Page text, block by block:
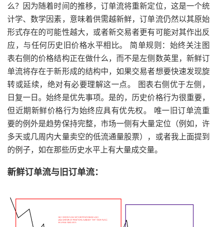
么？因为随着时间的推移，订单流将重新定位，这是一个统
计学、数学因素，意味着供需越新鲜，订单流仍然以其原始
形式存在的可能性越大，或者新交易者更有可能对其作出反
应，与任何历史旧价格水平相比。 简单规则：始终关注图
表右侧的价格结构正在做什么，而不是左侧数英里，新鲜订
单流将存在于新形成的结构中，如果交易者想要快速发现旋
转或延续，绝对有必要理解这一点。 图表右侧优于左侧，
日复一日。始终是优先事项。是的，历史价格行为很重要，
但近期新鲜价格行为始终应具有优先权。 唯一旧订单流重
要的例外是趋势保持完整，市场一侧有大量定位（例如，许
多天或几周内大量卖空的低流通量股票），或者我上面提到
的例子，如在那些历史水平上有大量成交量。
新鲜订单流与旧订单流：